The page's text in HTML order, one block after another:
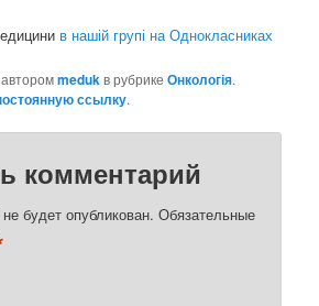
в нашій групі на Однокласниках
авторомmedukв рубрикеОнкологія.
ссылку.
комментарий
будет опубликован. Обязательные